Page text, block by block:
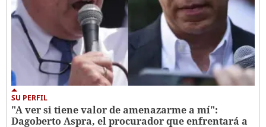
SU PERFIL
"A ver si tiene valor de amenazarme a mí":
Dagoberto Aspra, el procurador que enfrentará a